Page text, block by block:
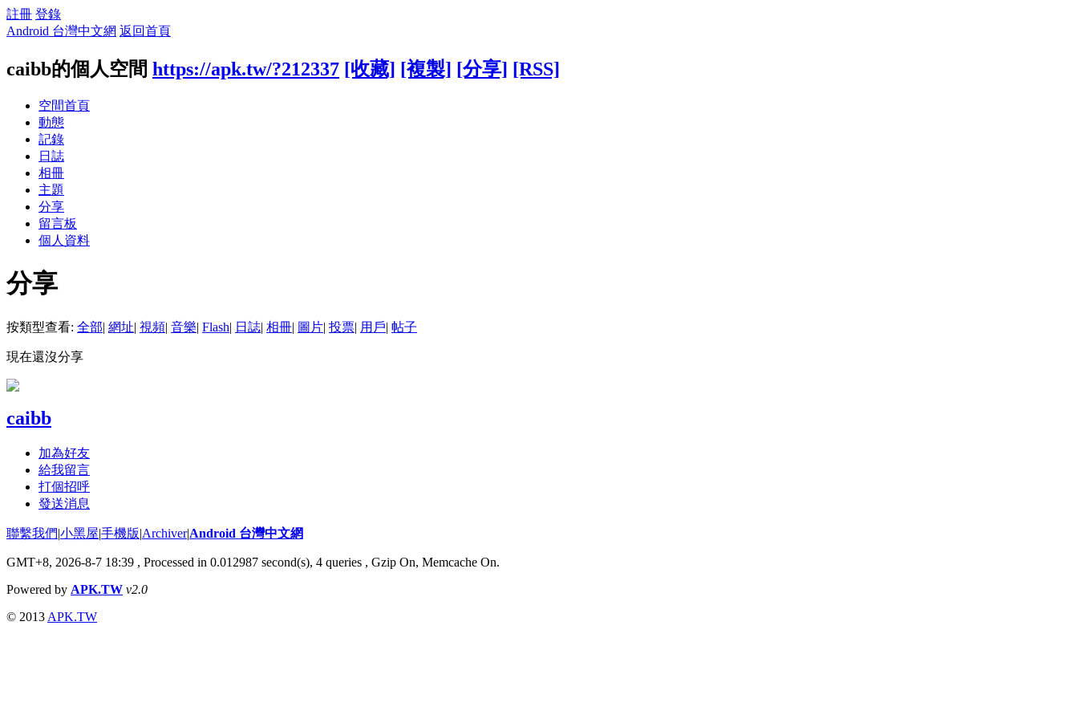
註冊 登錄
Android 台灣中文網 返回首頁
caibb的個人空間 https://apk.tw/?212337 [收藏] [複製] [分享] [RSS]
空間首頁
動態
記錄
日誌
相冊
主題
分享
留言板
個人資料
分享
按類型查看: 全部| 網址| 視頻| 音樂| Flash| 日誌| 相冊| 圖片| 投票| 用戶| 帖子
現在還沒分享
caibb
加為好友
給我留言
打個招呼
發送消息
聯繫我們|小黑屋|手機版|Archiver|Android 台灣中文網
GMT+8, 2026-8-7 18:39 , Processed in 0.012987 second(s), 4 queries , Gzip On, Memcache On.
Powered by APK.TW v2.0
© 2013 APK.TW